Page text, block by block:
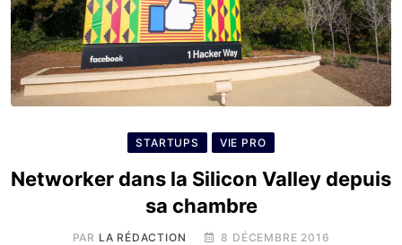
STARTUPS VIE PRO
Networker dans la Silicon Valley depuis
sa chambre
PAR LA RÉDACTION 8 DÉCEMBRE 2016